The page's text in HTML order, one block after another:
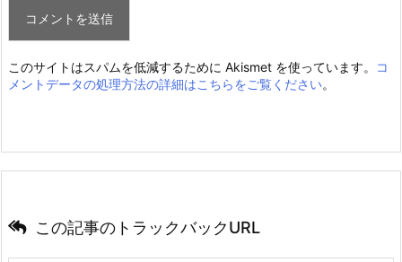
このサイトはスパムを低減するために Akismet を使っています。
コ
メントデータの処理方法の詳細はこちらをご覧ください。
この記事のトラックバックURL